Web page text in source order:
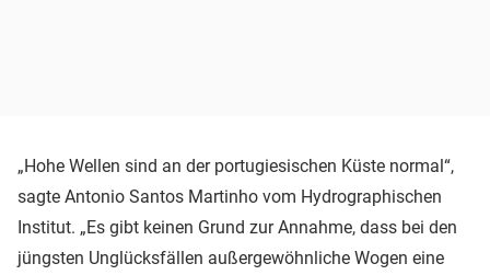
„Hohe Wellen sind an der portugiesischen Küste normal“,
sagte Antonio Santos Martinho vom Hydrographischen
Institut. „Es gibt keinen Grund zur Annahme, dass bei den
jüngsten Unglücksfällen außergewöhnliche Wogen eine